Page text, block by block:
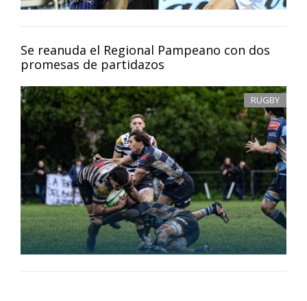
Se reanuda el Regional Pampeano con dos
promesas de partidazos
RUGBY